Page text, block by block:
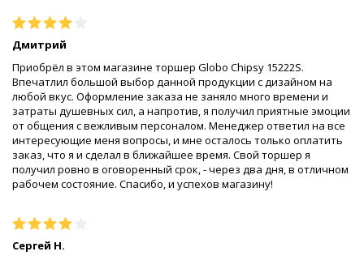
Дмитрий
Приобрёл в этом магазине торшер Globo Chipsy 15222S.
Впечатлил большой выбор данной продукции с дизайном на
любой вкус. Оформление заказа не заняло много времени и
затраты душевных сил, а напротив, я получил приятные эмоции
от общения с вежливым персоналом. Менеджер ответил на все
интересующие меня вопросы, и мне осталось только оплатить
заказ, что я и сделал в ближайшее время. Свой торшер я
получил ровно в оговоренный срок, - через два дня, в отличном
рабочем состояние. Спасибо, и успехов магазину!
Сергей Н.